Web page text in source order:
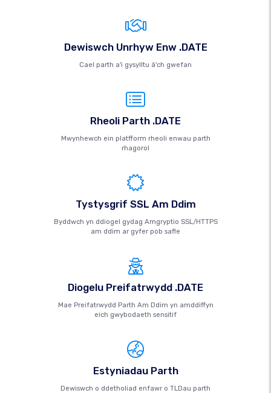
Dewiswch Unrhyw Enw .DATE
Cael parth a'i gysylltu â'ch gwefan
Rheoli Parth .DATE
Mwynhewch ein platfform rheoli enwau parth
rhagorol
Tystysgrif SSL Am Ddim
Byddwch yn ddiogel gydag Amgryptio SSL/HTTPS
am ddim ar gyfer pob safle
Diogelu Preifatrwydd .DATE
Mae Preifatrwydd Parth Am Ddim yn amddiffyn
eich gwybodaeth sensitif
Estyniadau Parth
Dewiswch o ddetholiad enfawr o TLDau parth